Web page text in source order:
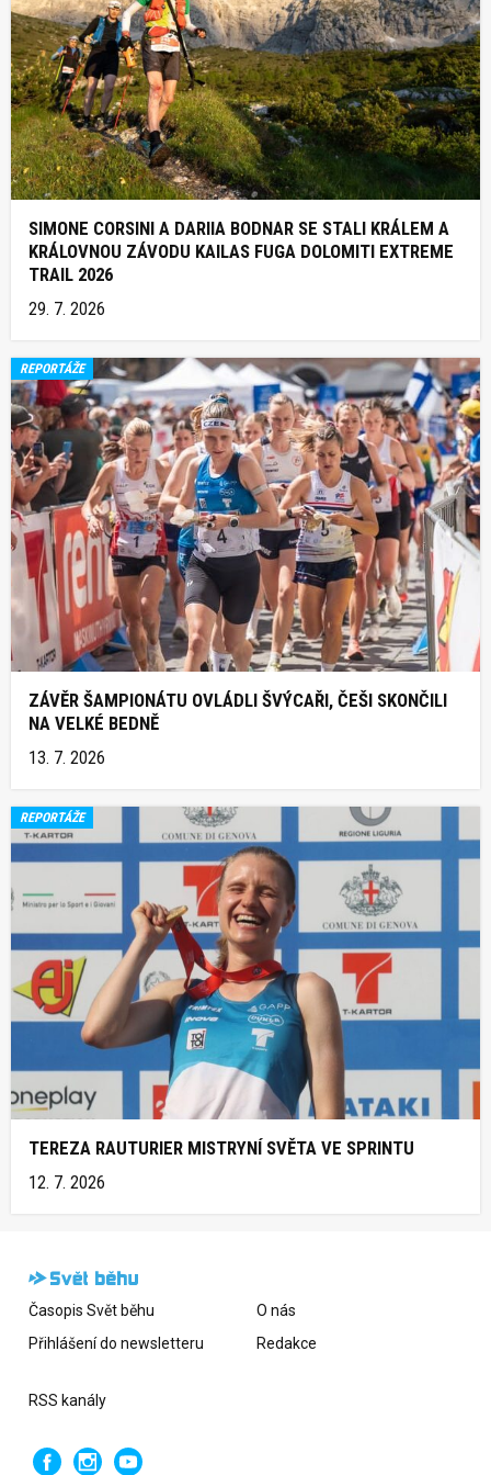
SIMONE CORSINI A DARIIA BODNAR SE STALI KRÁLEM A
KRÁLOVNOU ZÁVODU KAILAS FUGA DOLOMITI EXTREME
TRAIL 2026
29. 7. 2026
REPORTÁŽE
ZÁVĚR ŠAMPIONÁTU OVLÁDLI ŠVÝCAŘI, ČEŠI SKONČILI
NA VELKÉ BEDNĚ
13. 7. 2026
REPORTÁŽE
TEREZA RAUTURIER MISTRYNÍ SVĚTA VE SPRINTU
12. 7. 2026
Časopis Svět běhu
Přihlášení do newsletteru
O nás
Redakce
RSS kanály